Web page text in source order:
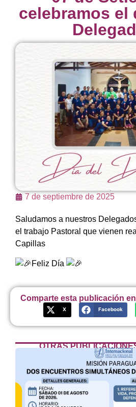
OTRAS
celebramos el
7 de septiembre de 2025
Saludamos a nuestros
el trabajo Pastoral que vienen
Capillas
Feliz Día
Comparte esta publicación
X Facebook